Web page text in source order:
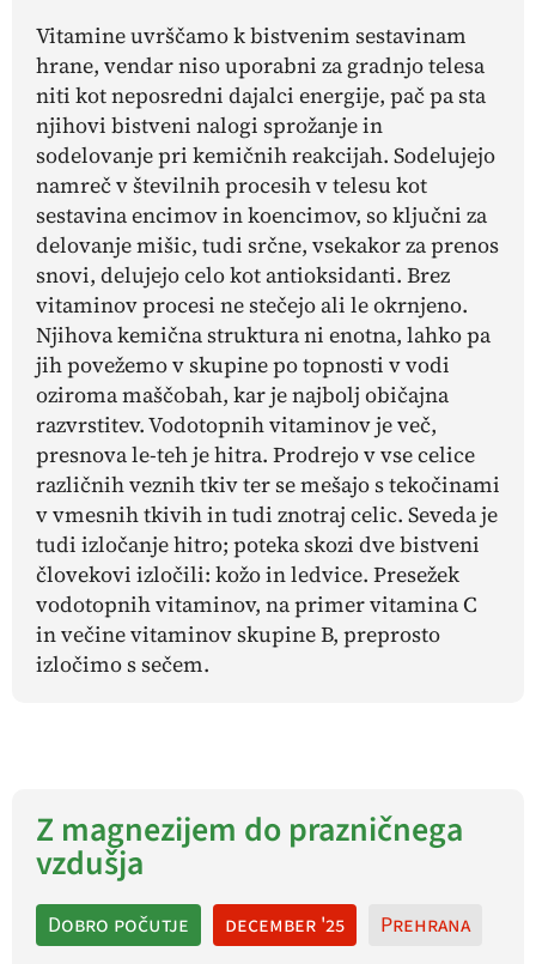
Vitamine uvrščamo k bistvenim sestavinam
hrane, vendar niso uporabni za gradnjo telesa
niti kot neposredni dajalci energije, pač pa sta
njihovi bistveni nalogi sprožanje in
sodelovanje pri kemičnih reakcijah. Sodelujejo
namreč v številnih procesih v telesu kot
sestavina encimov in koencimov, so ključni za
delovanje mišic, tudi srčne, vsekakor za prenos
snovi, delujejo celo kot antioksidanti. Brez
vitaminov procesi ne stečejo ali le okrnjeno.
Njihova kemična struktura ni enotna, lahko pa
jih povežemo v skupine po topnosti v vodi
oziroma maščobah, kar je najbolj običajna
razvrstitev. Vodotopnih vitaminov je več,
presnova le-teh je hitra. Prodrejo v vse celice
različnih veznih tkiv ter se mešajo s tekočinami
v vmesnih tkivih in tudi znotraj celic. Seveda je
tudi izločanje hitro; poteka skozi dve bistveni
človekovi izločili: kožo in ledvice. Presežek
vodotopnih vitaminov, na primer vitamina C
in večine vitaminov skupine B, preprosto
izločimo s sečem.
Z magnezijem do prazničnega
vzdušja
Dobro počutje december '25 Prehrana